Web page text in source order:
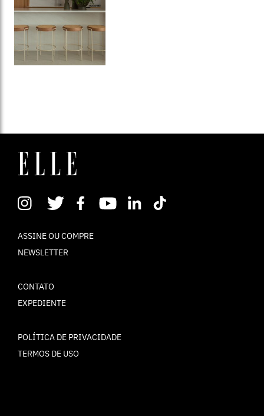
ASSINE OU COMPRE
NEWSLETTER
CONTATO
EXPEDIENTE
POLÍTICA DE PRIVACIDADE
TERMOS DE USO